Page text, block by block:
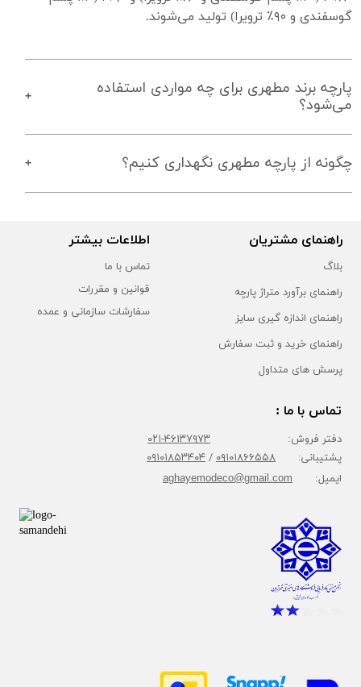
گوسفندی و ۹۰٪ ترویرا) تولید می‌شوند.
پارچه برند مطهری برای چه مواردی استفاده
می‌شود؟
چگونه از پارچه مطهری نگهداری کنیم؟
راهنمای مشتریان
بلاگ
راهنمای برآورد متراژ پارچه
راهنمای اندازه گیری سایز
راهنمای خرید و ثبت سفارش
پرسش های متداول
اطلاعات بیشتر
تماس با ما
قوانین و مقررات
سفارشات سازمانی و عمده
تماس با ما :
دفتر فروش: ۴۶۱۳۷۹۷۳-۰۲۱
پشتیبانی: ۰۹۱۰۱۸۶۶۵۵۸/۰۹۱۰۱۸۵۳۴۰۴
ایمیل: aghayemodeco@gmail.com